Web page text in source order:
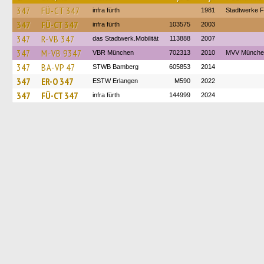
347 FÜ-CT 347 infra fürth 1981 Stadtwerke
347 FÜ-CT 347 infra fürth 103575 2003
347 R-VB 347 das Stadtwerk.Mobilität 113888 2007
347 M-VB 9347 VBR München 702313 2010 MVV
347 BA-VP 47 STWB Bamberg 605853 2014
347 ER-O 347 ESTW Erlangen M590 2022
347 FÜ-CT 347 infra fürth 144999 2024